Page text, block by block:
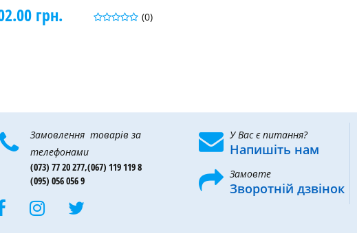
(0)
грн.
Замовлення товарів за
телефонами
(073) 77 20 277,(067) 119 119 8
(095) 056 056 9
У Вас є питання?
Напишіть нам
Замовте
Зворотній дзвінок